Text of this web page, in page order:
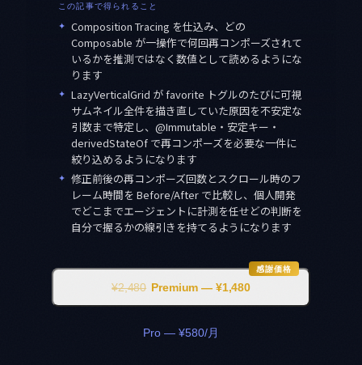
この記事で得られること
✦ Composition Tracing を仕込み、どの
Composable が一操作で何回再コンポーズされて
いるかを推測ではなく数値として読めるようにな
ります
✦ LazyVerticalGrid が favorite トグルのたびに可視
サムネイル全件を描き直していた原因を不安定な
引数まで特定し、@Immutable・安定キー・
derivedStateOf で再コンポーズを必要な一件に
絞り込めるようになります
✦ 修正前後の再コンポーズ回数とスクロール時のフ
レーム時間を Before/After で比較し、個人開発
でどこまでエージェントに計測を任せどの判断を
自分で握るかの線引きを持てるようになります
感謝価格
¥2,480 Premium — ¥1,480
Pro — ¥580/月